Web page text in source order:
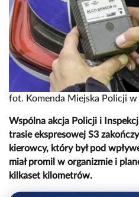
fot. Komenda Miejska Policji
Wspólna akcja Policji i
trasie ekspresowej S3
kierowcy, który był pod
miał promil w organizmie i
kilkaset kilometrów.